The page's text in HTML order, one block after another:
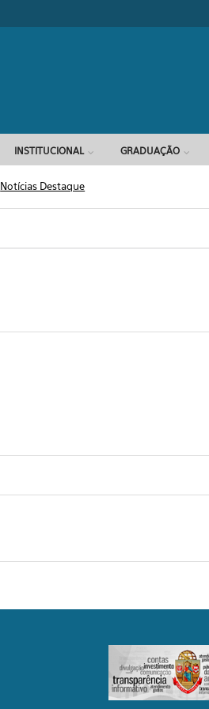
INSTITUCIONAL GRADUAÇÃO
Notícias Destaque